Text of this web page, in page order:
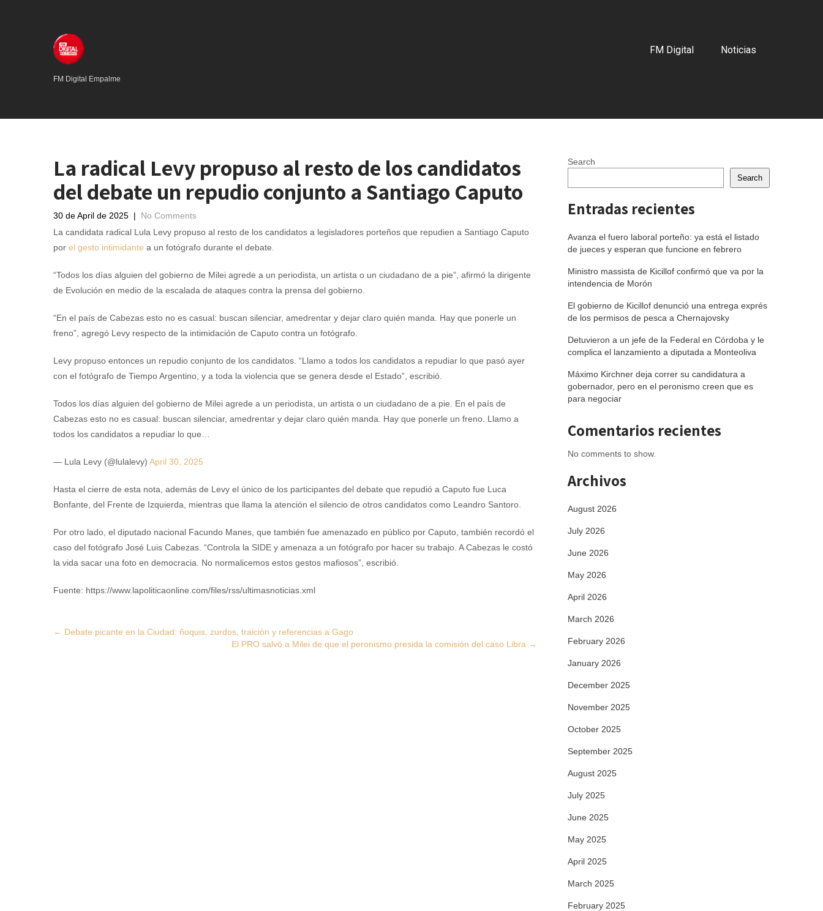
FM Digital Empalme
FM Digital Noticias
La radical Levy propuso al resto de los candidatos
del debate un repudio conjunto a Santiago Caputo
30 de April de 2025 | No Comments
La candidata radical Lula Levy propuso al resto de los candidatos a legisladores porteños que repudien a Santiago Caputo
por el gesto intimidante a un fotógrafo durante el debate.
“Todos los días alguien del gobierno de Milei agrede a un periodista, un artista o un ciudadano de a pie”, afirmó la dirigente
de Evolución en medio de la escalada de ataques contra la prensa del gobierno.
“En el país de Cabezas esto no es casual: buscan silenciar, amedrentar y dejar claro quién manda. Hay que ponerle un
freno”, agregó Levy respecto de la intimidación de Caputo contra un fotógrafo.
Levy propuso entonces un repudio conjunto de los candidatos. “Llamo a todos los candidatos a repudiar lo que pasó ayer
con el fotógrafo de Tiempo Argentino, y a toda la violencia que se genera desde el Estado”, escribió.
Todos los días alguien del gobierno de Milei agrede a un periodista, un artista o un ciudadano de a pie. En el país de
Cabezas esto no es casual: buscan silenciar, amedrentar y dejar claro quién manda. Hay que ponerle un freno. Llamo a
todos los candidatos a repudiar lo que…
— Lula Levy (@lulalevy) April 30, 2025
Hasta el cierre de esta nota, además de Levy el único de los participantes del debate que repudió a Caputo fue Luca
Bonfante, del Frente de Izquierda, mientras que llama la atención el silencio de otros candidatos como Leandro Santoro.
Por otro lado, el diputado nacional Facundo Manes, que también fue amenazado en público por Caputo, también recordó el
caso del fotógrafo José Luis Cabezas. “Controla la SIDE y amenaza a un fotógrafo por hacer su trabajo. A Cabezas le costó
la vida sacar una foto en democracia. No normalicemos estos gestos mafiosos”, escribió.
Fuente: https://www.lapoliticaonline.com/files/rss/ultimasnoticias.xml
Post
← Debate picante en la Ciudad: ñoquis, zurdos, traición y referencias a Gago
El PRO salvó a Milei de que el peronismo presida la comisión del caso Libra →
Search
Search
Entradas recientes
Avanza el fuero laboral porteño: ya está el listado
de jueces y esperan que funcione en febrero
Ministro massista de Kicillof confirmó que va por la
intendencia de Morón
El gobierno de Kicillof denunció una entrega exprés
de los permisos de pesca a Chernajovsky
Detuvieron a un jefe de la Federal en Córdoba y le
complica el lanzamiento a diputada a Monteoliva
Máximo Kirchner deja correr su candidatura a
gobernador, pero en el peronismo creen que es
para negociar
Comentarios recientes
No comments to show.
Archivos
August 2026
July 2026
June 2026
May 2026
April 2026
March 2026
February 2026
January 2026
December 2025
November 2025
October 2025
September 2025
August 2025
July 2025
June 2025
May 2025
April 2025
March 2025
February 2025